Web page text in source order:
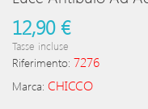
12,90 €
Tasse incluse
Riferimento: 7276
Marca: CHICCO